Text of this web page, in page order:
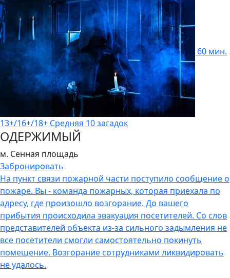
60 мин.
13+/16+/18+ Средняя 10 загадок
ОДЕРЖИМЫЙ
м. Сенная площадь
Забронировать
На пункт связи пожарной части поступило сообщение о
пожаре. Вы - команда пожарных, которая приехала по
адресу, где произошло возгорание. До вашего
прибытия происходила эвакуация посетителей. Со слов
представителей объекта из-за сильного задымления не
все посетители смогли самостоятельно покинуть
помещение. Возгорание сотрудниками ликвидировать
не удалось.